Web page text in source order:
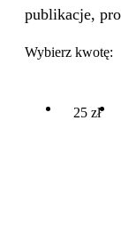
publikacje,
Wybierz kwotę:
25 zł